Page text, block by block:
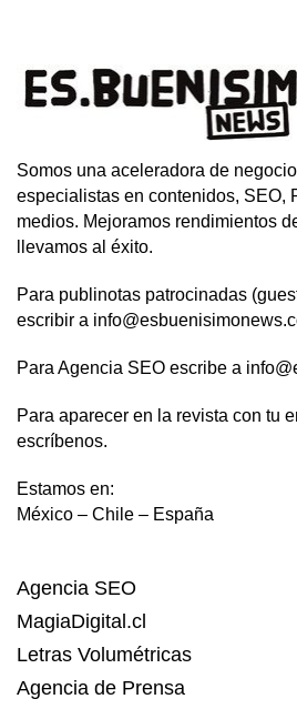
Somos una aceleradora de
especialistas en contenidos, SEO,
medios. Mejoramos rendimientos
llevamos al éxito.
Para publinotas patrocinadas
escribir a
Para Agencia SEO escribe a
Para aparecer en la revista con tu
escríbenos.
Estamos en:
México – Chile – España
Agencia SEO
MagiaDigital.cl
Letras Volumétricas
Agencia de Prensa